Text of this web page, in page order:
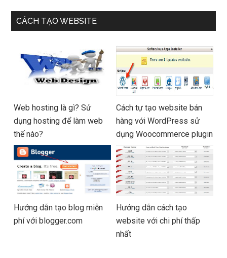
CÁCH TẠO WEBSITE
Web hosting là gì? Sử
dụng hosting để làm web
thế nào?
Cách tự tạo website bán
hàng với WordPress sử
dụng Woocommerce plugin
Hướng dẫn tạo blog miễn
phí với blogger.com
Hướng dẫn cách tạo
website với chi phí thấp
nhất